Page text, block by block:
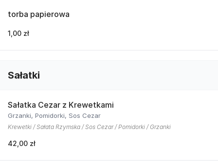
torba papierowa
1,00 zł
Sałatki
Sałatka Cezar z Krewetkami
Grzanki, Pomidorki, Sos Cezar
Krewetki / Sałata Rzymska / Sos Cezar / Pomidorki / Grzanki
42,00 zł